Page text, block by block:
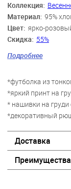
Коллекция:
Материал: 95%
Цвет: ярко-
Скидка: 55%
Девочки
Возраст: 3 года, 4
Подробнее
*футболка из
*яркий принт на
* нашивки на
*декоративный
Доставка
Преимущества